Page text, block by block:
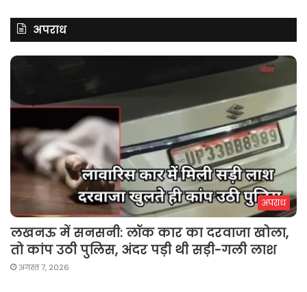
अपराध
अपराध
लखनऊ में सनसनी: लॉक कार का दरवाजा खोला,
तो कांप उठी पुलिस, अंदर पड़ी थी सड़ी-गली लाश
अगस्त 7, 2026